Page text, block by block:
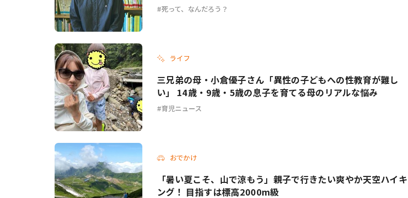
死って、なんだろう？
ライフ
三兄弟の母・小倉優子さん「異性の子どもへの性教育が難し
い」 14歳・9歳・5歳の息子を育てる母のリアルな悩み
育児ニュース
おでかけ
「暑い夏こそ、山で涼もう」親子で行きたい爽やか天空ハイキ
ング！ 目指すは標高2000m級